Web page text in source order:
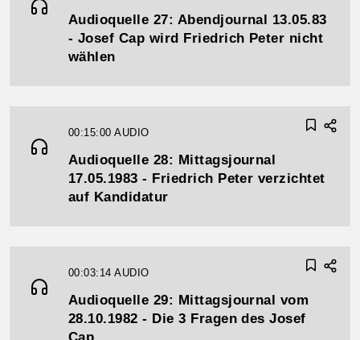
Audioquelle 27: Abendjournal 13.05.83
- Josef Cap wird Friedrich Peter nicht
wählen
00:15:00AUDIO
Audioquelle 28: Mittagsjournal
17.05.1983 - Friedrich Peter verzichtet
auf Kandidatur
00:03:14AUDIO
Audioquelle 29: Mittagsjournal vom
28.10.1982 - Die 3 Fragen des Josef